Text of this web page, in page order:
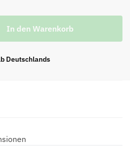
In den Warenkorb
Deutschlands